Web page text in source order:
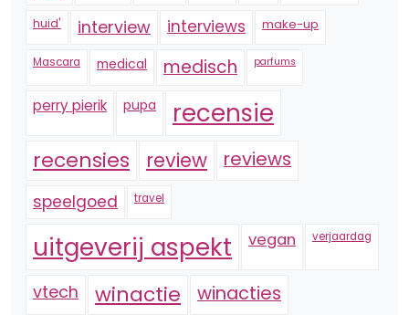
huid' interview interviews make-up
Mascara medical medisch parfums
perry pierik pupa recensie
recensies review reviews
speelgoed travel
uitgeverij aspekt vegan verjaardag
vtech winactie winacties